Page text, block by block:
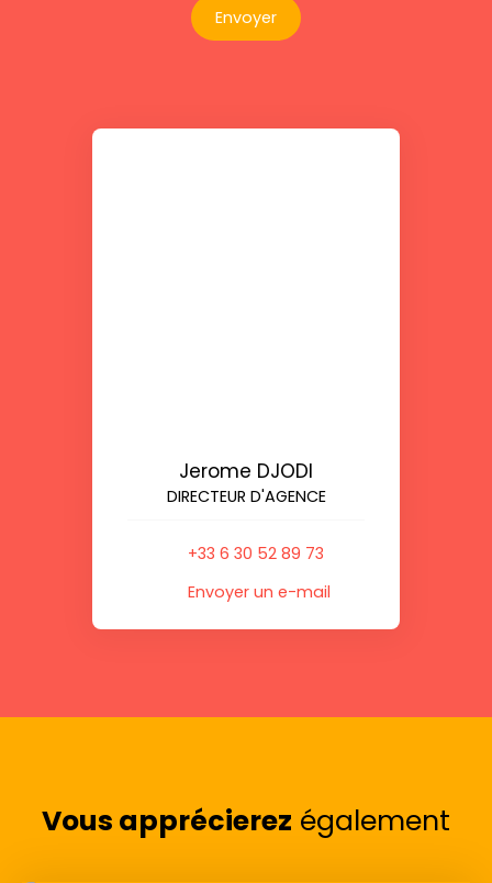
Envoyer
Jerome DJODI
DIRECTEUR D'AGENCE
+33 6 30 52 89 73
Envoyer un e-mail
Vous apprécierez également